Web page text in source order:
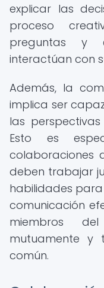
explicar las
proceso
preguntas y
interactúan con
Además, la
implica ser
las
Esto es
colaboraciones
deben trabajar
habilidades
comunicación
miembros
mutuamente y
común.